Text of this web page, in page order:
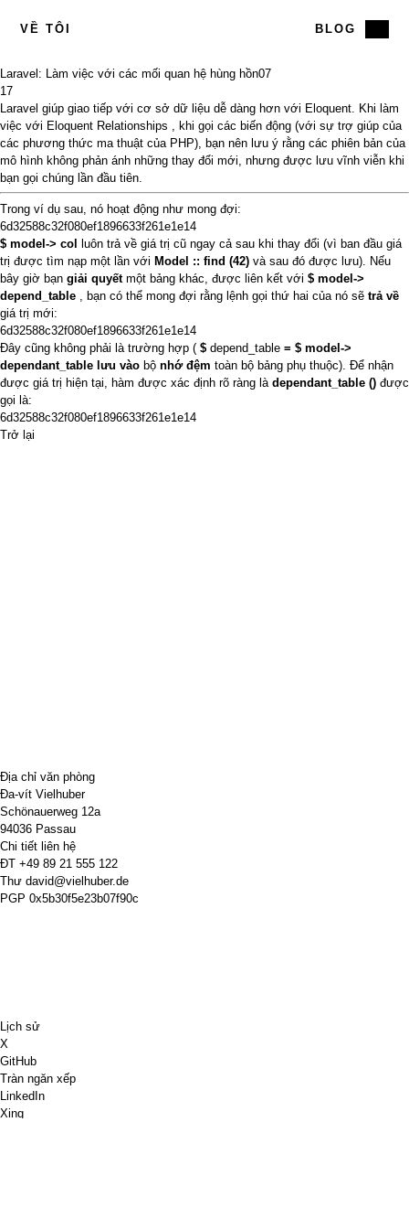
VỀ TÔI BLOG
Laravel: Làm việc với các mối quan hệ hùng hồn07
17
Laravel giúp giao tiếp với cơ sở dữ liệu dễ dàng hơn với Eloquent. Khi làm
việc với Eloquent Relationships , khi gọi các biến động (với sự trợ giúp của
các phương thức ma thuật của PHP), bạn nên lưu ý rằng các phiên bản của
mô hình không phản ánh những thay đổi mới, nhưng được lưu vĩnh viễn khi
bạn gọi chúng lần đầu tiên.
Trong ví dụ sau, nó hoạt động như mong đợi:
6d32588c32f080ef1896633f261e1e14
$ model-> col luôn trả về giá trị cũ ngay cả sau khi thay đổi (vì ban đầu giá
trị được tìm nạp một lần với Model :: find (42) và sau đó được lưu). Nếu
bây giờ bạn giải quyếtmột bảng khác, được liên kết với $ model->
depend_table , bạn có thể mong đợi rằng lệnh gọi thứ hai của nó sẽ trả về
giá trị mới:
6d32588c32f080ef1896633f261e1e14
Đây cũng không phải là trường hợp ( $ depend_table = $ model->
dependant_table lưu vào bộ nhớ đệm toàn bộ bảng phụ thuộc). Để nhận
được giá trị hiện tại, hàm được xác định rõ ràng là dependant_table () được
gọi là:
6d32588c32f080ef1896633f261e1e14
Trở lại
Địa chỉ văn phòng
Đa-vít Vielhuber
Schönauerweg 12a
94036 Passau
Chi tiết liên hệ
ĐT +49 89 21 555 122
Thư david@vielhuber.de
PGP 0x5b30f5e23b07f90c
Lịch sử
X
GitHub
Tràn ngăn xếp
LinkedIn
Xing